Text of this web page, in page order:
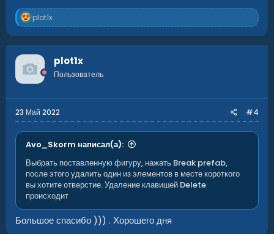
Р
е
а
к
ц
и
и
:
plot1x
plot1x
Пользователь
23 Май 2022 #4
Avo_Skorm написал(а):
Выбрать поставленную фигуру, нажать Break prefab,
после этого удалить один из элементов в месте короткого
вы хотите отверстие. Удаление клавишей Delete
происходит
Большое спасибо ))) . Хорошего дня